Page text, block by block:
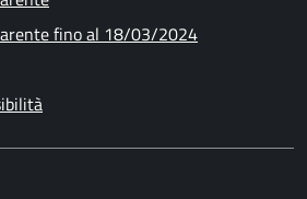
fino al 18/03/2024